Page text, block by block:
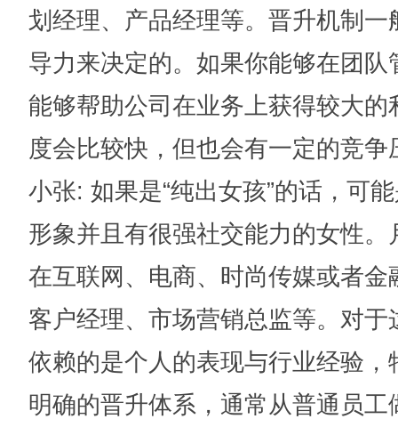
划经理、产品经理等。晋升机制
导力来决定的。如果你能够在团
能够帮助公司在业务上获得较大
度会比较快，但也会有一定的竞争
小张: 如果是“纯出女孩”的话，可
形象并且有很强社交能力的女性
在互联网、电商、时尚传媒或者
客户经理、市场营销总监等。对
依赖的是个人的表现与行业经验
明确的晋升体系，通常从普通员